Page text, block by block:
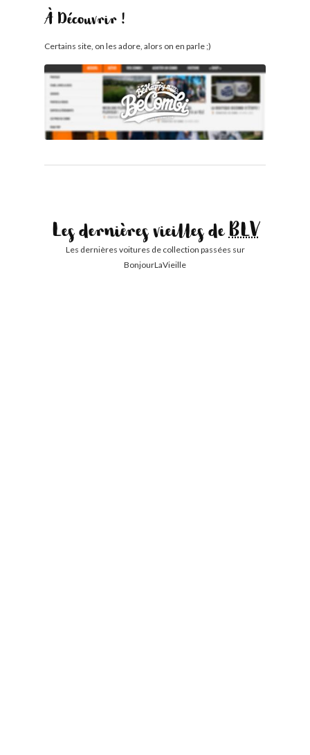
À Découvrir !
Certains site, on les adore, alors on en parle ;)
Les dernières vieilles deBLV
Les dernières voitures de collection passées sur
BonjourLaVieille